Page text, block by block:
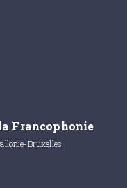
Francophonie
Bruxelles